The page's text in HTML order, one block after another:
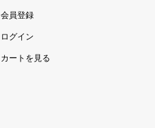
会員登録
ログイン
カートを見る